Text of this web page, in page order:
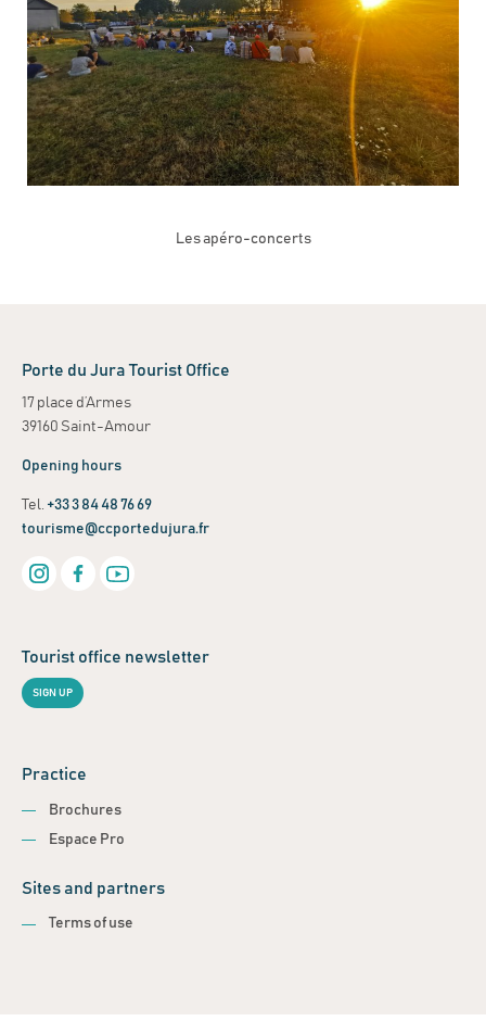
Les apéro-concerts
Porte du Jura Tourist Office
17 place d’Armes
39160 Saint-Amour
Opening hours
Tel. +33 3 84 48 76 69
tourisme@ccportedujura.fr
Tourist office newsletter
SIGN UP
Practice
Brochures
Espace Pro
Sites and partners
Terms of use